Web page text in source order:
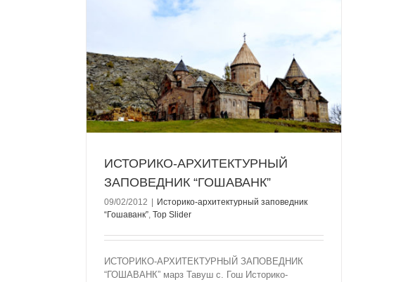
ИСТОРИКО-АРХИТЕКТУРНЫЙ
ЗАПОВЕДНИК “ГОШАВАНК”
09/02/2012
Историко-архитектурный заповедник
“Гошаванк”, Top Slider
ИСТОРИКО-АРХИТЕКТУРНЫЙ ЗАПОВЕДНИК
“ГОШАВАНК” марз Тавуш с. Гош Историко-